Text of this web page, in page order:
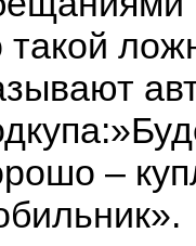
такой
–